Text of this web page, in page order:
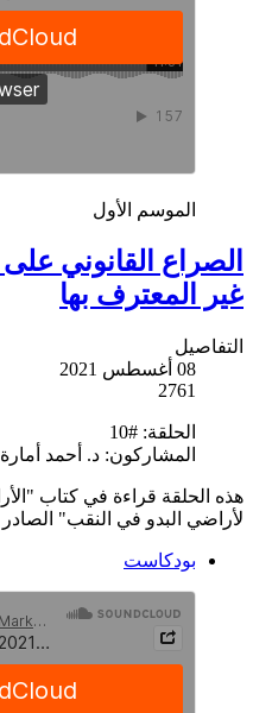
الموسم الأول
الصراع القانوني
غير المعترف بها
التفاصيل
08 أغسطس 2021
2761
الحلقة: #10
المشاركون: د. أحمد
هذه الحلقة قراءة في كتاب
لأراضي البدو في النقب" الصادر
بودكاست